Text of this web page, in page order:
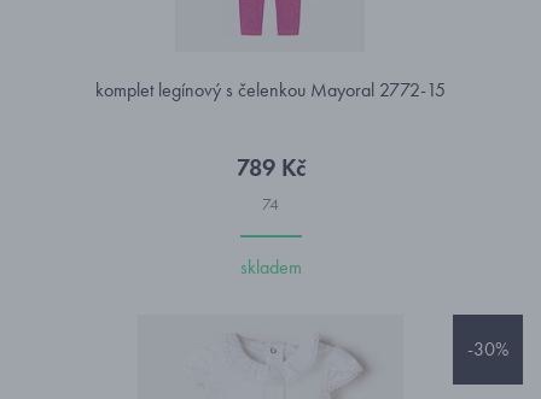
komplet legínový s čelenkou Mayoral 2772-15
789 Kč
74
skladem
-30%